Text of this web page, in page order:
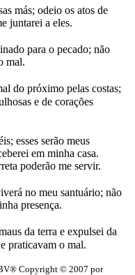
más; odeio os atos de
juntarei a eles.
para o pecado; não
mal.
do próximo pelas costas;
e de corações
esses serão meus
em minha casa.
poderão me servir.
no meu santuário; não
presença.
da terra e expulsei da
praticavam o mal.
Copyright © 2007 por